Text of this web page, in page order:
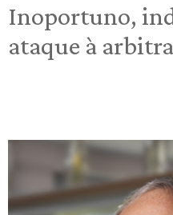
Inoportuno,
ataque à